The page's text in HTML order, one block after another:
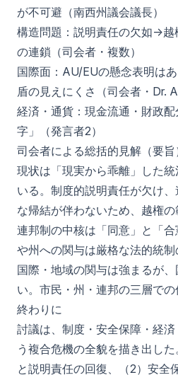
が不可避（南西州議会議長）
構造問題：説明責任の欠如→
の連鎖（司会者・複数）
国際面：AU/EUの懸念表明は
盾の見えにくさ（司会者・Dr.
経済・通貨：現金流通・財政
字」（発言者2）
司会者による総括的見解（要旨
現状は「現実から乖離」した
いる。制度的説明責任が欠け
な帰結が伴わないため、越権の
連邦制の中核は「同意」と「
や州への関与は厳格な法的統制
国際・地域の関与は強まるが
い。市民・州・連邦の三層での
終わりに
討議は、制度・安全保障・経
う複合危機の全貌を描き出し
と説明責任の回復、（2）安全